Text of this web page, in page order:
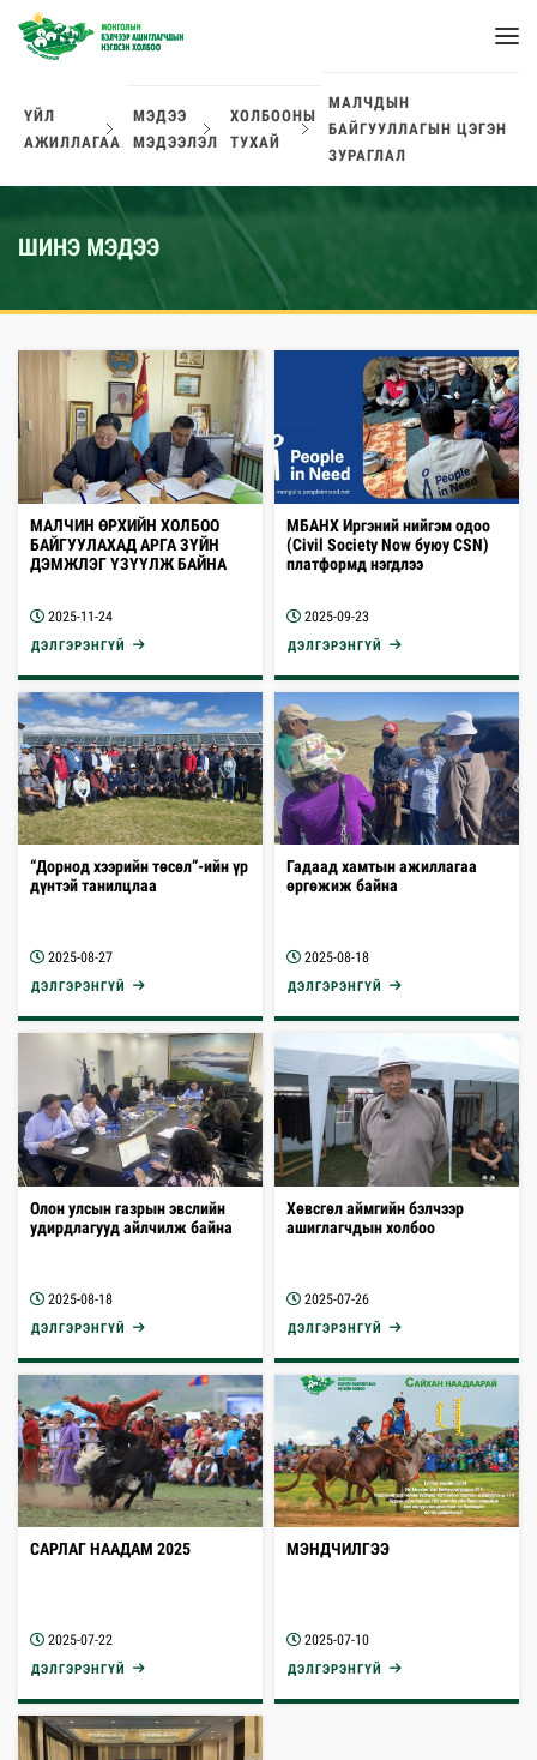
ҮЙЛ
АЖИЛЛАГАА
МЭДЭЭ
МЭДЭЭЛЭЛ
ХОЛБООНЫ
ТУХАЙ
МАЛЧДЫН
БАЙГУУЛЛАГЫН ЦЭГЭН
ЗУРАГЛАЛ
ШИНЭ МЭДЭЭ
МАЛЧИН ӨРХИЙН ХОЛБОО
БАЙГУУЛАХАД АРГА ЗҮЙН
ДЭМЖЛЭГ ҮЗҮҮЛЖ БАЙНА
2025-11-24
ДЭЛГЭРЭНГҮЙ
МБАНХ Иргэний нийгэм одоо
(Civil Society Now буюу CSN)
платформд нэгдлээ
2025-09-23
ДЭЛГЭРЭНГҮЙ
“Дорнод хээрийн төсөл”-ийн үр
дүнтэй танилцлаа
2025-08-27
ДЭЛГЭРЭНГҮЙ
Гадаад хамтын ажиллагаа
өргөжиж байна
2025-08-18
ДЭЛГЭРЭНГҮЙ
Олон улсын газрын эвслийн
удирдлагууд айлчилж байна
2025-08-18
ДЭЛГЭРЭНГҮЙ
Хөвсгөл аймгийн бэлчээр
ашиглагчдын холбоо
2025-07-26
ДЭЛГЭРЭНГҮЙ
САРЛАГ НААДАМ 2025
2025-07-22
ДЭЛГЭРЭНГҮЙ
МЭНДЧИЛГЭЭ
2025-07-10
ДЭЛГЭРЭНГҮЙ